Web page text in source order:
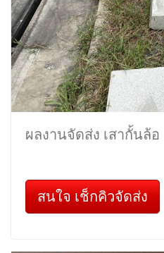
ผลงานจัดส่ง เสากั้นล้อ
สนใจ เช็กคิวจัดส่ง